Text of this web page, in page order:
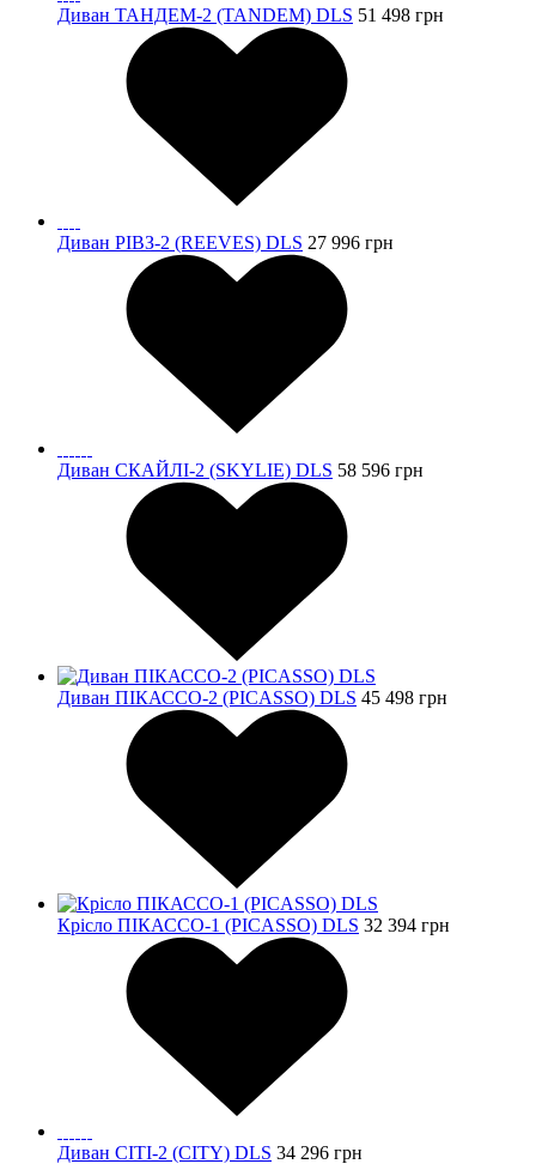
Диван ТАНДЕМ-2 (TANDEM) DLS 51 498 грн
Диван РІВЗ-2 (REEVES) DLS 27 996 грн
Диван СКАЙЛІ-2 (SKYLIE) DLS 58 596 грн
Диван ПІКАССО-2 (PICASSO) DLS 45 498 грн
Крісло ПІКАССО-1 (PICASSO) DLS 32 394 грн
Диван СІТІ-2 (CITY) DLS 34 296 грн